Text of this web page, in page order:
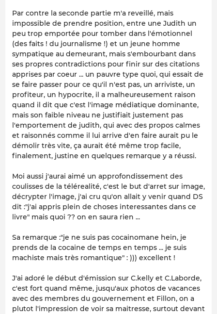
Par contre la seconde partie m'a reveillé, mais
impossible de prendre position, entre une Judith un
peu trop emportée pour tomber dans l'émotionnel
(des faits ! du journalisme !) et un jeune homme
sympatique au demeurant, mais s'embourbant dans
ses propres contradictions pour finir sur des citations
apprises par coeur ... un pauvre type quoi, qui essait de
se faire passer pour ce qu'il n'est pas, un arriviste, un
profiteur, un hypocrite, il a malheureusement raison
quand il dit que c'est l'image médiatique dominante,
mais son faible niveau ne justifiait justement pas
l'emportement de judith, qui avec des propos calmes
et raisonnés comme il lui arrive d'en faire aurait pu le
démolir très vite, ça aurait été même trop facile,
finalement, justine en quelques remarque y a réussi.
Moi aussi j'aurai aimé un approfondissement des
coulisses de la télérealité, c'est le but d'arret sur image,
décrypter l'image, j'ai cru qu'on allait y venir quand DS
dit :"j'ai appris plein de choses interessantes dans ce
livre" mais quoi ?? on en saura rien ...
Sa remarque :"je ne suis pas cocainomane hein, je
prends de la cocaine de temps en temps ... je suis
machiste mais très romantique" : ))) excellent !
J'ai adoré le début d'émission sur C.kelly et C.Laborde,
c'est fort quand même, jusqu'aux photos de vacances
avec des membres du gouvernement et Fillon, on a
plutot l'impression de voir sa maitresse, surtout devant